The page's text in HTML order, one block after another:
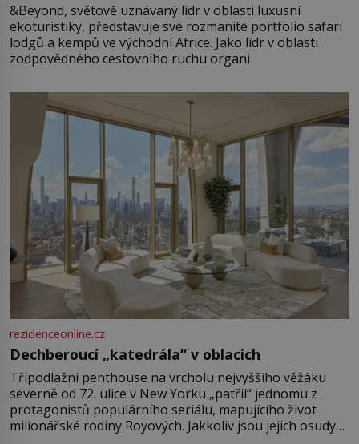
&Beyond, světově uznávaný lídr v oblasti luxusní
ekoturistiky, představuje své rozmanité portfolio safari
lodgů a kempů ve východní Africe. Jako lídr v oblasti
zodpovědného cestovního ruchu organi
rezidenceonline.cz
Dechberoucí „katedrála“ v oblacích
Třípodlažní penthouse na vrcholu nejvyššího věžáku
severně od 72. ulice v New Yorku „patřil“ jednomu z
protagonistů populárního seriálu, mapujícího život
milionářské rodiny Royových. Jakkoliv jsou jejich osudy